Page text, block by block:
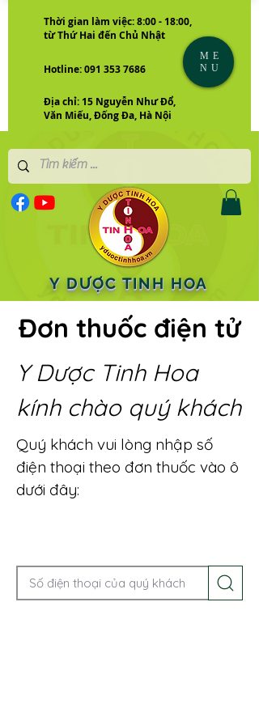
Thời gian làm việc: 8:00 - 18:00,
từ Thứ Hai đến Chủ Nhật
Hotline: 091 353 7686
Địa chỉ: 15 Nguyễn Như Đổ,
Văn Miếu, Đống Đa, Hà Nội
Y DƯỢC TINH HOA
ME
NU
Đơn thuốc điện tử
Y Dược Tinh Hoa
kính chào quý khách
Quý khách vui lòng nhập số
điện thoại theo đơn thuốc vào ô
dưới đây: